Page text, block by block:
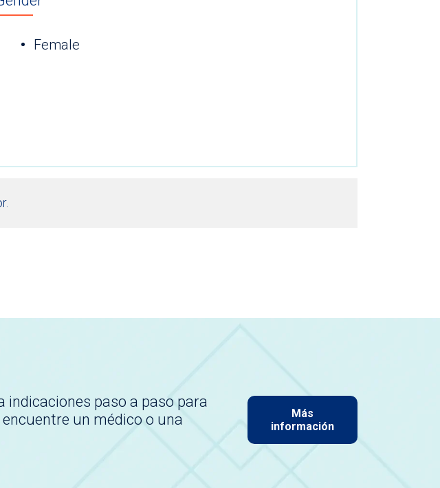
Female
indicaciones paso a paso para
un médico o una
Más
información